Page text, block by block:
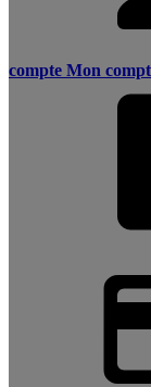
compte Mon